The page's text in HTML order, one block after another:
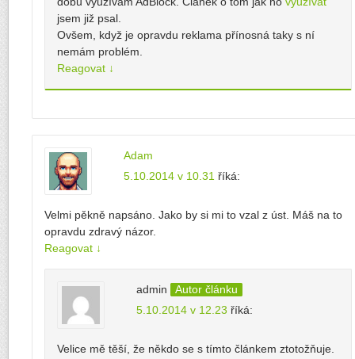
jsem již psal.
Ovšem, když je opravdu reklama přínosná taky s ní
nemám problém.
Reagovat ↓
Adam
5.10.2014 v 10.31 říká:
Velmi pěkně napsáno. Jako by si mi to vzal z úst. Máš na to
opravdu zdravý názor.
Reagovat ↓
admin
Autor článku
5.10.2014 v 12.23 říká:
Velice mě těší, že někdo se s tímto článkem ztotožňuje.